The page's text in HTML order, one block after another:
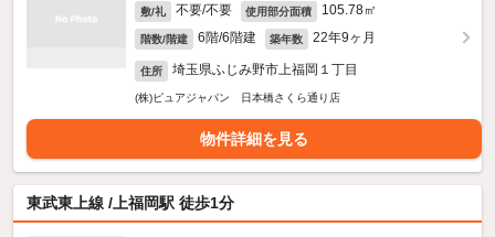
敷/礼 不要/不要 使用部分面積 105.78㎡
階数/階建 6階/6階建 築年数 22年9ヶ月
住所 埼玉県ふじみ野市上福岡１丁目
(株)ピュアジャパン 日本橋さくら通り店
物件詳細を見る
東武東上線 /上福岡駅 徒歩1分